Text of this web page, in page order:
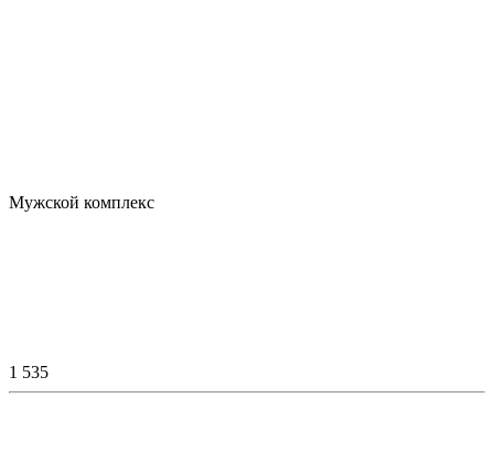
Мужской комплекс
1 535